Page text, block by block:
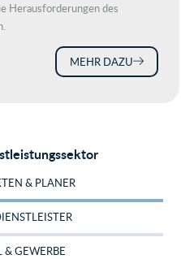
Herausforderungen des
MEHR DAZU
& PLANER
& GEWERBE